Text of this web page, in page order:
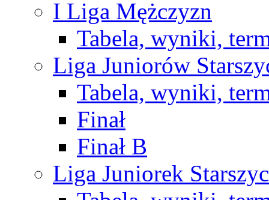
I Liga Mężczyzn
Tabela, wyniki,
Liga Juniorów
Tabela, wyniki,
Finał
Finał B
Liga Juniorek